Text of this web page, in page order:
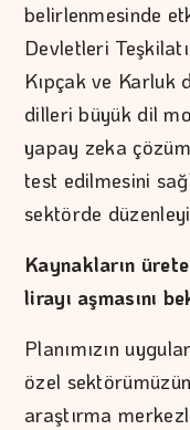
belirlenmesinde
Devletleri
Kıpçak ve
dilleri büyük dil
yapay zeka
test edilmesini
sektörde
Kaynakların
lirayı aşmasını
Planımızın
özel
araştırma